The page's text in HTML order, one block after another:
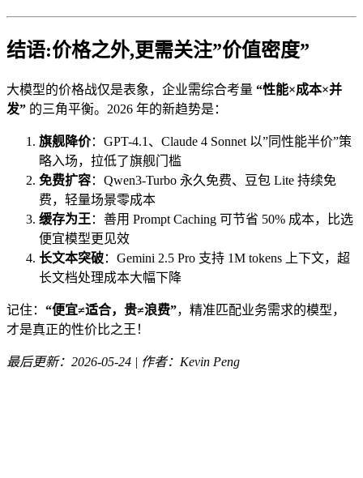
结语:价格之外,更需关注”价值密度”
大模型的价格战仅是表象，企业需综合考量 “性能×成本×并
发” 的三角平衡。2026 年的新趋势是：
旗舰降价：GPT-4.1、Claude 4 Sonnet 以”同性能半价”策
略入场，拉低了旗舰门槛
免费扩容：Qwen3-Turbo 永久免费、豆包 Lite 持续免
费，轻量场景零成本
缓存为王 ：善用 Prompt Caching 可节省 50% 成本，比选
便宜模型更见效
长文本突破：Gemini 2.5 Pro 支持 1M tokens 上下文，超
长文档处理成本大幅下降
记住： “便宜≠适合，贵≠浪费”，精准匹配业务需求的模型，
才是真正的性价比之王！
最后更新：2026-05-24 | 作者：Kevin Peng